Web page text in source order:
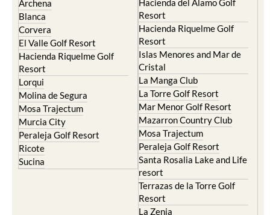
Corvera
El Valle Golf Resort
Hacienda Riquelme Golf
Resort
Lorqui
Molina de Segura
Mosa Trajectum
Murcia City
Peraleja Golf Resort
Ricote
Sucina
Hacienda Riquelme Golf
Resort
Islas Menores and Mar de
Cristal
La Manga Club
La Torre Golf Resort
Mar Menor Golf Resort
Mazarron Country Club
Mosa Trajectum
Peraleja Golf Resort
Santa Rosalia Lake and Life
resort
Terrazas de la Torre Golf
Resort
La Zenia
Lomas de Cabo Roig